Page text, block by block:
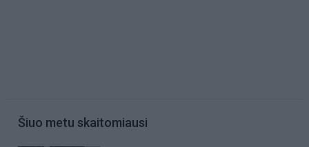
Šiuo metu skaitomiausi